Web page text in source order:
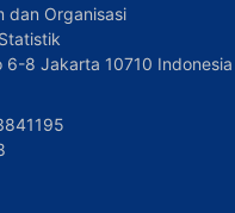
dan Organisasi
6-8 Jakarta 10710 Indonesia